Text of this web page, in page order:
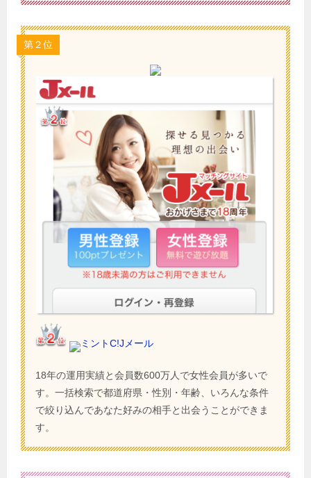
第２位
ミントC!Jメール
18年の運用実績と会員数600万人で女性会員が多いで
す。一括検索で都道府県・性別・年齢、いろんな条件
で絞り込んであなた好みの相手と出会うことができま
す。